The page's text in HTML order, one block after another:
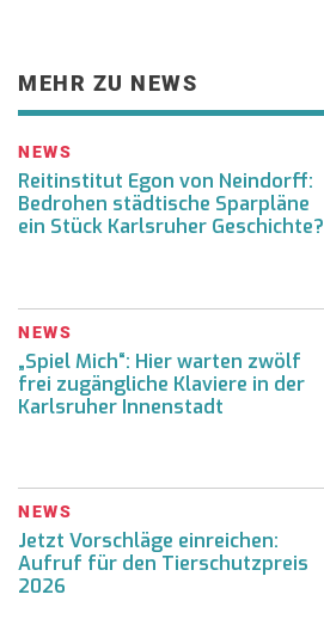
MEHR ZU NEWS
NEWS
Reitinstitut Egon von Neindorff:
Bedrohen städtische Sparpläne
ein Stück Karlsruher Geschichte?
NEWS
„Spiel Mich“: Hier warten zwölf
frei zugängliche Klaviere in der
Karlsruher Innenstadt
NEWS
Jetzt Vorschläge einreichen:
Aufruf für den Tierschutzpreis
2026